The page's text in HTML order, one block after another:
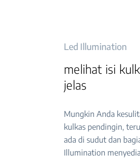
Led Illumination
melihat isi
jelas
Mungkin Anda
kulkas pendingin,
ada di sudut dan
Illumination